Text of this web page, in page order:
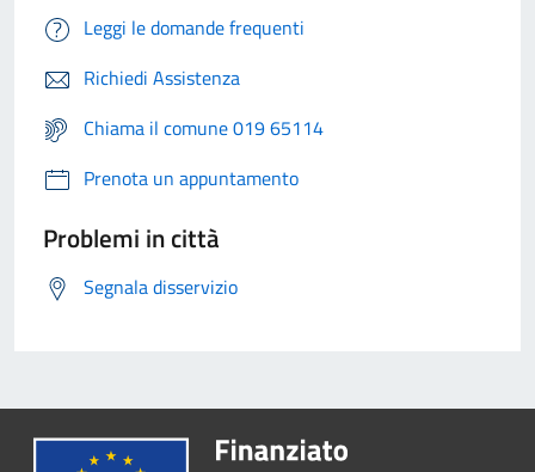
Leggi le domande frequenti
Richiedi Assistenza
Chiama il comune 019 65114
Prenota un appuntamento
Problemi in città
Segnala disservizio